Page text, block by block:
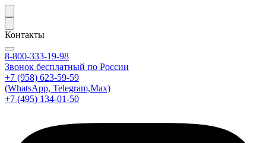
Контакты
8-800-333-19-98
Звонок бесплатный по России
+7 (958) 623-59-59
(WhatsApp, Telegram,Max)
+7 (495) 134-01-50